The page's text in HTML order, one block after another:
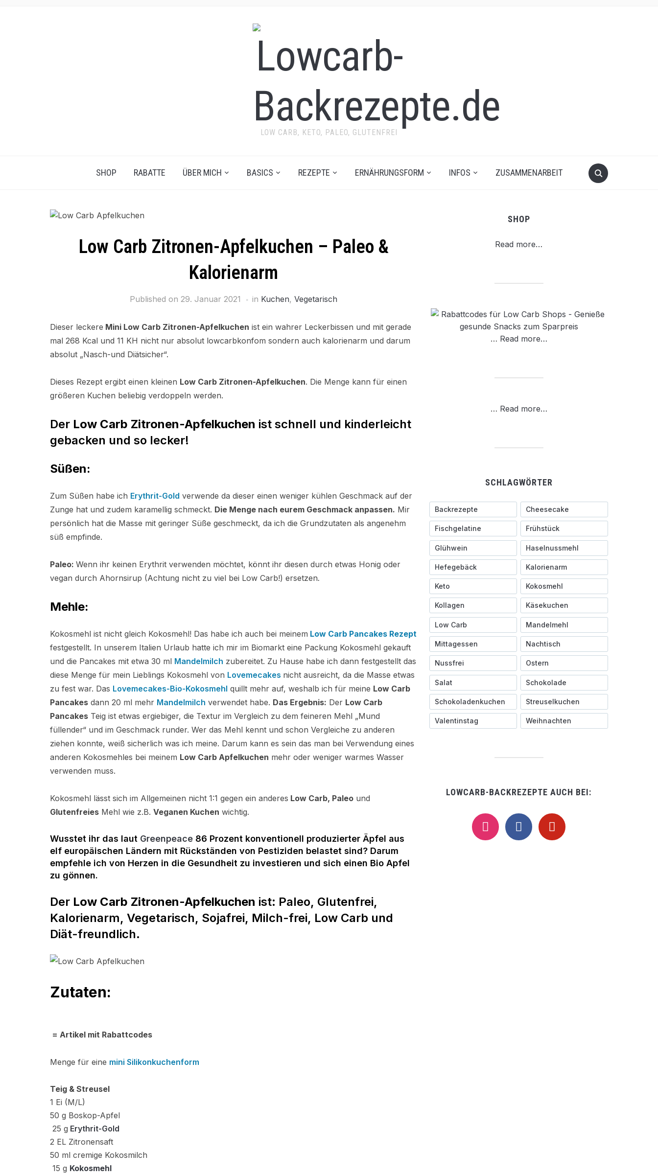
LOW CARB, KETO, PALEO, GLUTENFREI
SHOP RABATTE ÜBER MICH BASICS REZEPTE ERNÄHRUNGSFORM INFOS ZUSAMMENARBEIT
Low Carb Zitronen-Apfelkuchen – Paleo &
Kalorienarm
Published on 29. Januar 2021 in Kuchen, Vegetarisch
Dieser leckere Mini Low Carb Zitronen-Apfelkuchen ist ein wahrer Leckerbissen und mit gerade
mal 268 Kcal und 11 KH nicht nur absolut lowcarbkonfom sondern auch kalorienarm und darum
absolut „Nasch-und Diätsicher“.
Dieses Rezept ergibt einen kleinen Low Carb Zitronen-Apfelkuchen. Die Menge kann für einen
größeren Kuchen beliebig verdoppeln werden.
Der Low Carb Zitronen-Apfelkuchen ist schnell und kinderleicht
gebacken und so lecker!
Süßen:
Zum Süßen habe ich Erythrit-Gold verwende da dieser einen weniger kühlen Geschmack auf der
Zunge hat und zudem karamellig schmeckt. Die Menge nach eurem Geschmack anpassen. Mir
persönlich hat die Masse mit geringer Süße geschmeckt, da ich die Grundzutaten als angenehm
süß empfinde.
Paleo: Wenn ihr keinen Erythrit verwenden möchtet, könnt ihr diesen durch etwas Honig oder
vegan durch Ahornsirup (Achtung nicht zu viel bei Low Carb!) ersetzen.
Mehle:
Kokosmehl ist nicht gleich Kokosmehl! Das habe ich auch bei meinem Low Carb Pancakes Rezept
festgestellt. In unserem Italien Urlaub hatte ich mir im Biomarkt eine Packung Kokosmehl gekauft
und die Pancakes mit etwa 30 ml Mandelmilch zubereitet. Zu Hause habe ich dann festgestellt das
diese Menge für mein Lieblings Kokosmehl von Lovemecakes nicht ausreicht, da die Masse etwas
zu fest war. Das Lovemecakes-Bio-Kokosmehl quillt mehr auf, weshalb ich für meine Low Carb
Pancakes dann 20 ml mehr Mandelmilch verwendet habe. Das Ergebnis: Der Low Carb
Pancakes Teig ist etwas ergiebiger, die Textur im Vergleich zu dem feineren Mehl „Mund
füllender“ und im Geschmack runder. Wer das Mehl kennt und schon Vergleiche zu anderen
ziehen konnte, weiß sicherlich was ich meine. Darum kann es sein das man bei Verwendung eines
anderen Kokosmehles bei meinem Low Carb Apfelkuchen mehr oder weniger warmes Wasser
verwenden muss.
Kokosmehl lässt sich im Allgemeinen nicht 1:1 gegen ein anderes Low Carb, Paleo und
Glutenfreies Mehl wie z.B. Veganen Kuchen wichtig.
Wusstet ihr das laut Greenpeace 86 Prozent konventionell produzierter Äpfel aus
elf europäischen Ländern mit Rückständen von Pestiziden belastet sind? Darum
empfehle ich von Herzen in die Gesundheit zu investieren und sich einen Bio Apfel
zu gönnen.
Der Low Carb Zitronen-Apfelkuchen ist: Paleo, Glutenfrei,
Kalorienarm, Vegetarisch, Sojafrei, Milch-frei, Low Carb und
Diät-freundlich.
Zutaten:
= Artikel mit Rabattcodes
Menge für eine mini Silikonkuchenform
Teig & Streusel
1 Ei (M/L)
50 g Boskop-Apfel
25 g Erythrit-Gold
2 EL Zitronensaft
50 ml cremige Kokosmilch
15 g Kokosmehl
SHOP
Read more…
… Read more…
… Read more…
SCHLAGWÖRTER
Backrezepte Cheesecake
Fischgelatine Frühstück
Glühwein Haselnussmehl
Hefegebäck Kalorienarm
Keto Kokosmehl
Kollagen Käsekuchen
Low Carb Mandelmehl
Mittagessen Nachtisch
Nussfrei Ostern
Salat Schokolade
Schokoladenkuchen Streuselkuchen
Valentinstag Weihnachten
LOWCARB-BACKREZEPTE AUCH BEI:
instagramfacebookpinterest